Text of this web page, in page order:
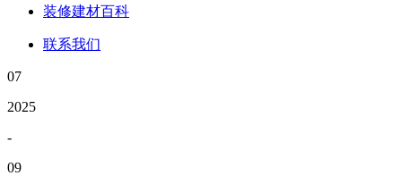
装修建材百科
联系我们
07
2025
-
09